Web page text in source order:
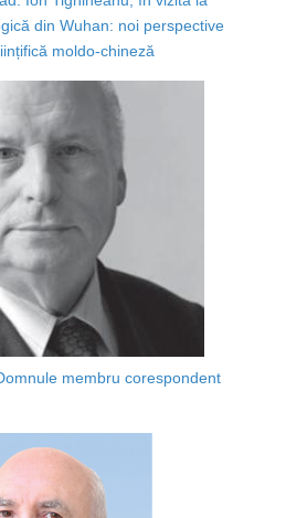
din Wuhan: noi perspective
moldo-chineză
membru corespondent